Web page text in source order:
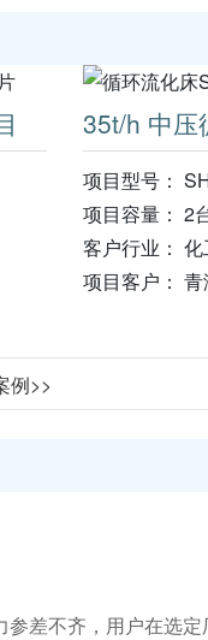
35t/h 中压
项目型号：
项目容量： 2
客户行业：
项目客户：
例>>
差不齐，用户在选